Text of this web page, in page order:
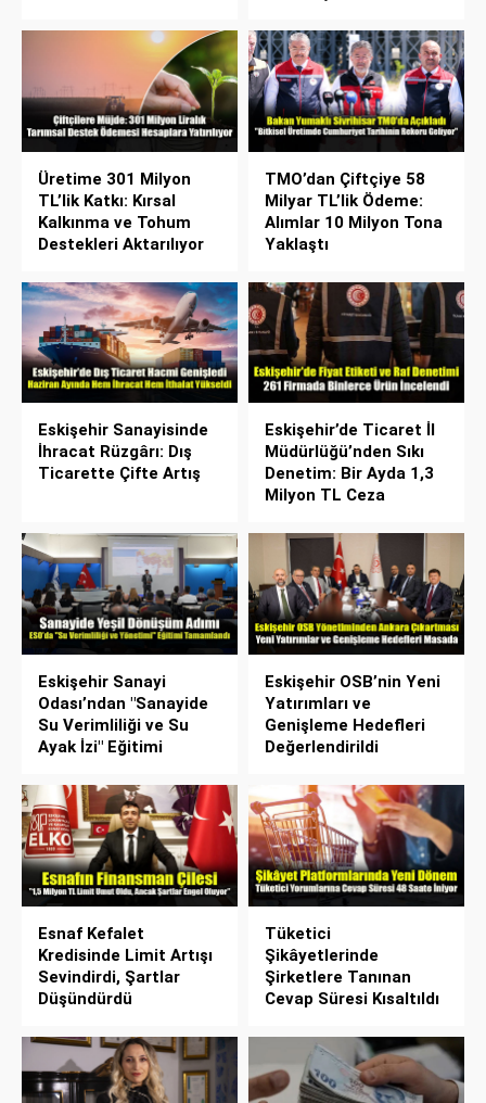
Üretime 301 Milyon
TL’lik Katkı: Kırsal
Kalkınma ve Tohum
Destekleri Aktarılıyor
TMO’dan Çiftçiye 58
Milyar TL’lik Ödeme:
Alımlar 10 Milyon Tona
Yaklaştı
Eskişehir Sanayisinde
İhracat Rüzgârı: Dış
Ticarette Çifte Artış
Eskişehir’de Ticaret İl
Müdürlüğü’nden Sıkı
Denetim: Bir Ayda 1,3
Milyon TL Ceza
Eskişehir Sanayi
Odası’ndan "Sanayide
Su Verimliliği ve Su
Ayak İzi" Eğitimi
Eskişehir OSB’nin Yeni
Yatırımları ve
Genişleme Hedefleri
Değerlendirildi
Esnaf Kefalet
Kredisinde Limit Artışı
Sevindirdi, Şartlar
Düşündürdü
Tüketici
Şikâyetlerinde
Şirketlere Tanınan
Cevap Süresi Kısaltıldı